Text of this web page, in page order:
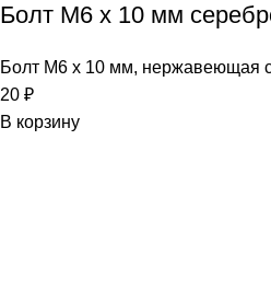
Болт М6 х 10 мм
Болт М6 х 10 мм, нержавеющая
20 ₽
В корзину